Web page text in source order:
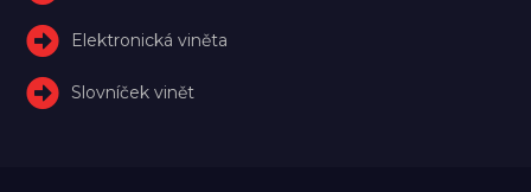
Elektronická viněta
Slovníček vinět